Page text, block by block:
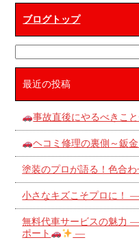
ブログトップ
最近の投稿
事故直後にやるべきこ
ヘコミ修理の裏側～鈑
塗装のプロが語る！色合
小さなキズこそプロに！
無料代車サービスの魅力
ポート
―